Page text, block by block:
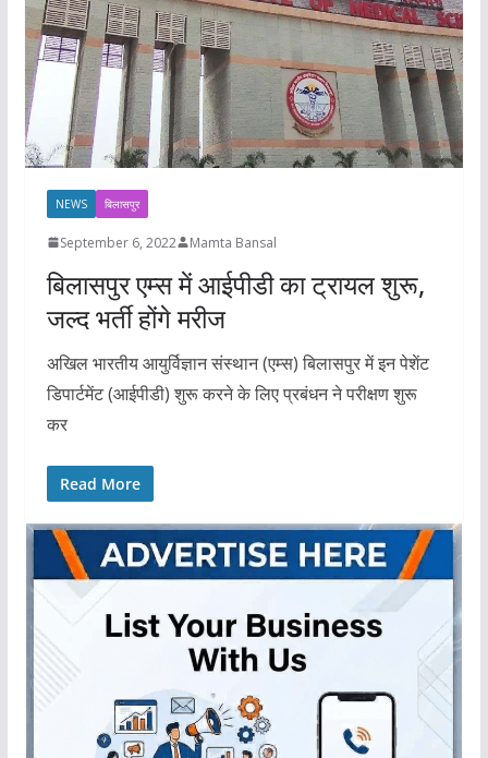
NEWS बिलासपुर
September 6, 2022 Mamta Bansal
बिलासपुर एम्स में आईपीडी का ट्रायल शुरू,
जल्द भर्ती होंगे मरीज
अखिल भारतीय आयुर्विज्ञान संस्थान (एम्स) बिलासपुर में इन पेशेंट
डिपार्टमेंट (आईपीडी) शुरू करने के लिए प्रबंधन ने परीक्षण शुरू
कर
Read More